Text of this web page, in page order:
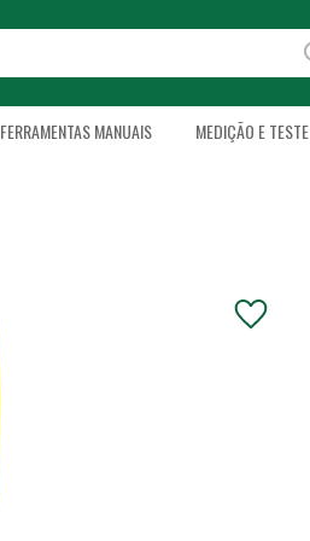
FERRAMENTAS MANUAIS MEDIÇÃO E TESTE